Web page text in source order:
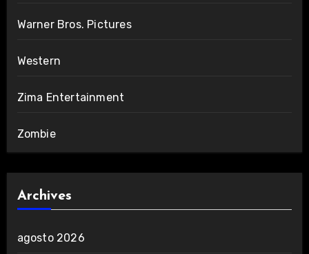
Warner Bros. Pictures
Western
Zima Entertainment
Zombie
Archives
agosto 2026